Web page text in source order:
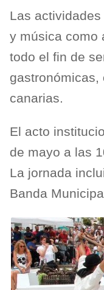
Las
y música como
todo el fin de
canarias.
El acto
de mayo a las
La jornada
Banda